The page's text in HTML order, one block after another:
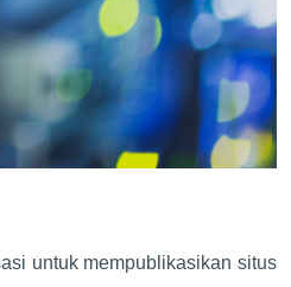
untuk mempublikasikan situs